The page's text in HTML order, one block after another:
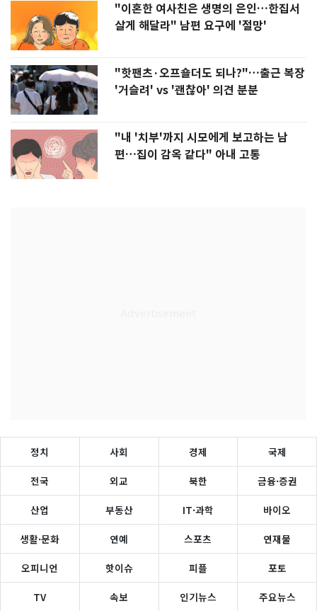
"이혼한 여사친은 생명의 은인…한집서
살게 해달라" 남편 요구에 '절망'
"핫팬츠·오프숄더도 되나?"…출근 복장
'거슬려' vs '괜찮아' 의견 분분
"내 '치부'까지 시모에게 보고하는 남
편…집이 감옥 같다" 아내 고통
정치 사회 경제 국제
전국 외교 북한 금융·증권
산업 부동산 IT·과학 바이오
생활·문화 연예 스포츠 연재물
오피니언 핫이슈 피플 포토
TV 속보 인기뉴스 주요뉴스